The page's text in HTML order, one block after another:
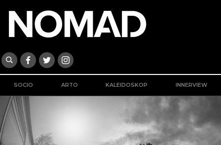
SOCIO ARTO KALEIDOSKOP INNERVIEW